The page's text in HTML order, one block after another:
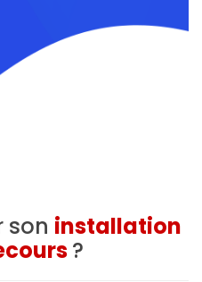
son installation
?